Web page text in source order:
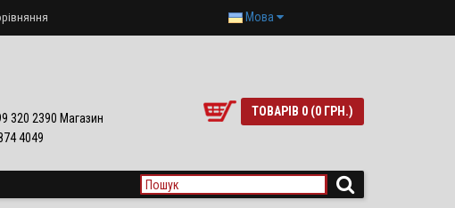
Мова
320 2390 Магазин
4049
ТОВАРІВ 0 (0 ГРН.)